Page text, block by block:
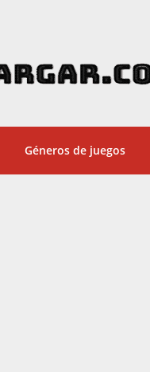
Géneros de juegos